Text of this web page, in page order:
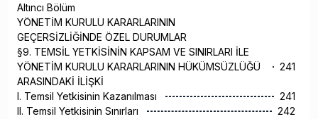
Altıncı Bölüm
YÖNETİM KURULU KARARLARININ
GEÇERSİZLİĞİNDE ÖZEL DURUMLAR
§9. TEMSİL YETKİSİNİN KAPSAM VE SINIRLARI İLE
YÖNETİM KURULU KARARLARININ HÜKÜMSÜZLÜĞÜ
ARASINDAKİ İLİŞKİ
241
I. Temsil Yetkisinin Kazanılması
241
II. Temsil Yetkisinin Sınırları
242